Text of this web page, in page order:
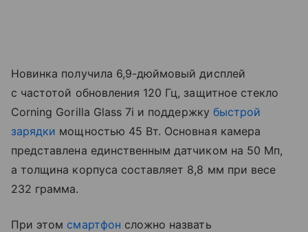
Новинка получила 6,9-дюймовый дисплей
с частотой обновления 120 Гц, защитное стекло
Corning Gorilla Glass 7i и поддержку быстрой
зарядки мощностью 45 Вт. Основная камера
представлена единственным датчиком на 50 Мп,
а толщина корпуса составляет 8,8 мм при весе
232 грамма.
При этом смартфон сложно назвать